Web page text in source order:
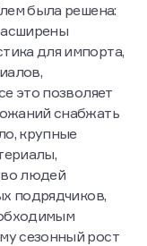
была решена:
для импорта,
это позволяет
снабжать
крупные
людей
подрядчиков,
сезонный рост